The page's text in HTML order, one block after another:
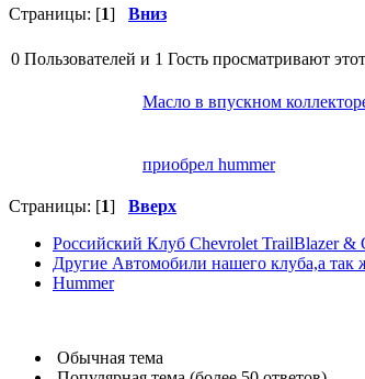
Страницы: [1] Вниз
0 Пользователей и 1 Гость просматривают
Масло в впускном
приобрел hummer
Страницы: [1] Вверх
Российский Клуб Chevrolet TrailBlazer &
Другие Автомобили нашего клуба,а
Hummer
Обычная тема